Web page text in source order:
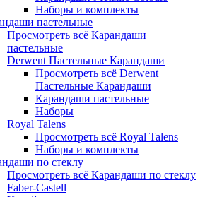
Наборы и комплекты
пастельные
Просмотреть всё Карандаши
пастельные
Derwent Пастельные Карандаши
Просмотреть всё Derwent
Пастельные Карандаши
Карандаши пастельные
Наборы
Royal Talens
Просмотреть всё Royal Talens
Наборы и комплекты
по стеклу
Просмотреть всё Карандаши по стеклу
Faber-Castell